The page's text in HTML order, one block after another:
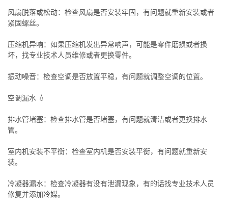
风扇脱落或松动：检查风扇是否安装牢固，有问题就重新安装或者
紧固螺丝。
压缩机异响：如果压缩机发出异常响声，可能是零件磨损或者损
坏，找专业技术人员维修或者更换零件。
振动噪音：检查空调是否放置平稳，有问题就调整空调的位置。
空调漏水 💧
排水管堵塞：检查排水管是否堵塞，有问题就清洁或者更换排水
管。
室内机安装不平衡：检查室内机是否安装平衡，有问题就重新安
装。
冷凝器漏水：检查冷凝器有没有泄漏现象，有的话找专业技术人员
修复并添加冷媒。